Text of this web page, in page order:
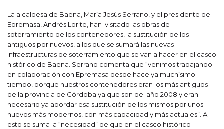
La alcaldesa de Baena, María Jesús Serrano, y el presidente de
Epremasa, Andrés Lorite, han visitado las obras de
soterramiento de los contenedores, la sustitución de los
antiguos por nuevos, a los que se sumará las nuevas
infraestructuras de soterramiento que se van a hacer en el casco
histórico de Baena. Serrano comenta que “venimos trabajando
en colaboración con Epremasa desde hace ya muchísimo
tiempo, porque nuestros contenedores eran los más antiguos
de la provincia de Córdoba ya que son del año 2008 y eran
necesario ya abordar esa sustitución de los mismos por unos
nuevos más modernos, con más capacidad y más actuales”. A
esto se suma la “necesidad” de que en el casco histórico